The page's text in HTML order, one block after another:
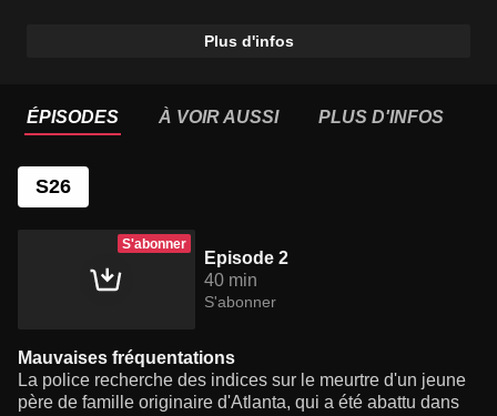
Plus d'infos
ÉPISODES À VOIR AUSSI PLUS D'INFOS
S26
S'abonner
Episode 2
40 min
S'abonner
Mauvaises fréquentations
La police recherche des indices sur le meurtre d'un jeune
père de famille originaire d'Atlanta, qui a été abattu dans